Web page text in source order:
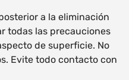
a la eliminación
todas las precauciones
de superficie. No
Evite todo contacto con